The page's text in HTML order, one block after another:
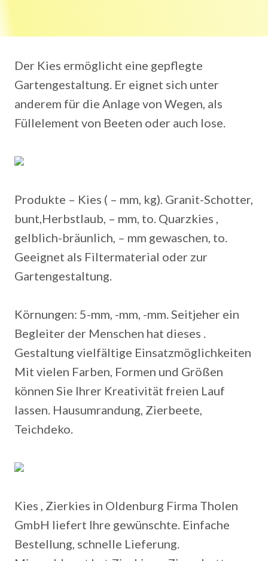
Der Kies ermöglicht eine gepflegte
Gartengestaltung. Er eignet sich unter
anderem für die Anlage von Wegen, als
Füllelement von Beeten oder auch lose.
Produkte – Kies ( – mm, kg). Granit-Schotter,
bunt,Herbstlaub, – mm, to. Quarzkies ,
gelblich-bräunlich, – mm gewaschen, to.
Geeignet als Filtermaterial oder zur
Gartengestaltung.
Körnungen: 5-mm, -mm, -mm. Seitjeher ein
Begleiter der Menschen hat dieses .
Gestaltung vielfältige Einsatzmöglichkeiten
Mit vielen Farben, Formen und Größen
können Sie Ihrer Kreativität freien Lauf
lassen. Hausumrandung, Zierbeete,
Teichdeko.
Kies , Zierkies in Oldenburg Firma Tholen
GmbH liefert Ihre gewünschte. Einfache
Bestellung, schnelle Lieferung.